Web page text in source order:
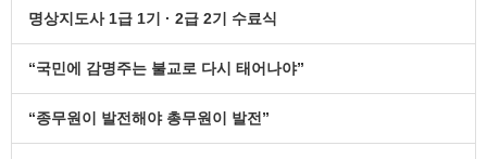
명상지도사 1급 1기 · 2급 2기 수료식
“국민에 감명주는 불교로 다시 태어나야”
“종무원이 발전해야 총무원이 발전”